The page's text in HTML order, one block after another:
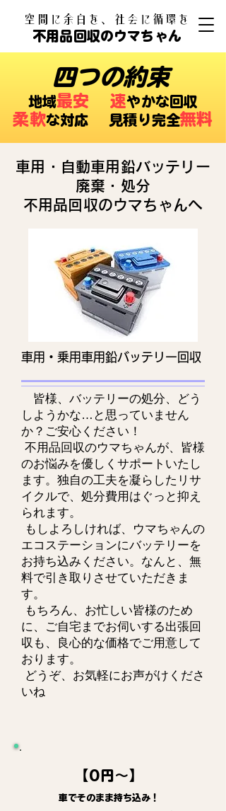
​空間に余白を、社会に循環を
不用品回収のウマちゃん
四つの約束
​地域最安 速やかな回収
柔軟な対応 ​見積り完全無料
車用・自動車用鉛バッテリー
廃棄・処分
不用品回収のウマちゃんへ
車用・乗用車用鉛バッテリー回収
皆様、バッテリーの処分、どう
しようかな…と思っていません
か？ご安心ください！
不用品回収のウマちゃんが、皆様
のお悩みを優しくサポートいたし
ます。独自の工夫を凝らしたリサ
イクルで、処分費用はぐっと抑え
られます。
もしよろしければ、ウマちゃんの
エコステーションにバッテリーを
お持ち込みください。なんと、無
料で引き取りさせていただきま
す。
もちろん、お忙しい皆様のため
に、ご自宅までお伺いする出張回
収も、良心的な価格でご用意して
おります。
どうぞ、お気軽にお声がけくださ
いね
【0円～】
車でそのまま持ち込み！